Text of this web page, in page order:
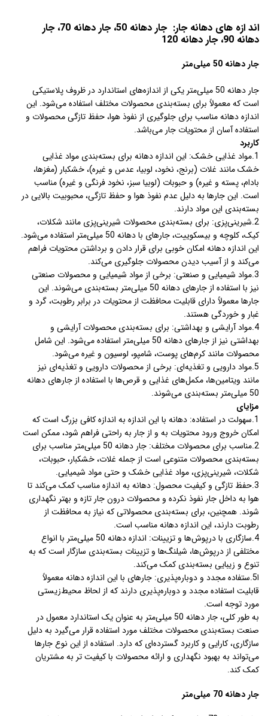
اند ازه های دهانه جار: جار دهانه 50، جار دهانه 70، جار
دهانه 90، جار دهانه 120
جار دهانه 50 میلی‌متر
جار دهانه 50 میلی‌متر یکی از اندازه‌های استاندارد در ظروف پلاستیکی
است که معمولاً برای بسته‌بندی محصولات مختلف استفاده می‌شود. این
اندازه دهانه مناسب برای جلوگیری از نفوذ هوا، حفظ تازگی محصولات و
استفاده آسان از محتویات جار می‌باشد.
کاربرد
1.مواد غذایی خشک: این اندازه دهانه برای بسته‌بندی مواد غذایی
خشک مانند غلات (برنج، نخود، لوبیا، عدس و غیره)، خشکبار (مغزها،
بادام، پسته و غیره) و حبوبات (لوبیا سبز، نخود فرنگی و غیره) مناسب
است. این جارها به دلیل عدم نفوذ هوا و حفظ تازگی، محبوبیت بالایی در
بسته‌بندی این مواد دارند.
2.شیرینی‌پزی: برای بسته‌بندی محصولات شیرینی‌پزی مانند شکلات،
کیک، کلوچه و بیسکوییت، جارهای با دهانه 50 میلی‌متر استفاده می‌شود.
این اندازه دهانه امکان خوبی برای قرار دادن و برداشتن محتویات فراهم
می‌کند و از آسیب دیدن محصولات جلوگیری می‌کند.
3.مواد شیمیایی و صنعتی: برخی از مواد شیمیایی و محصولات صنعتی
نیز با استفاده از جارهای دهانه 50 میلی‌متر بسته‌بندی می‌شوند. این
جارها معمولاً دارای قابلیت محافظت از محتویات در برابر رطوبت، گرد و
غبار و خوردگی هستند.
4.مواد آرایشی و بهداشتی: برای بسته‌بندی محصولات آرایشی و
بهداشتی نیز از جارهای دهانه 50 میلی‌متر استفاده می‌شود. این شامل
محصولات مانند کرم‌های پوست، شامپو، لوسیون و غیره می‌شود.
5.مواد دارویی و تغذیه‌ای: برخی از محصولات دارویی و تغذیه‌ای نیز
مانند ویتامین‌ها، مکمل‌های غذایی و قرص‌ها با استفاده از جارهای دهانه
50 میلی‌متر بسته‌بندی می‌شوند.
مزایای
1.سهولت در استفاده: دهانه با این اندازه به اندازه کافی بزرگ است که
امکان خروج ورود محتویات به و از جار به راحتی فراهم شود، ممکن است
2.مناسب برای محصولات مختلف: جار دهانه 50 میلی‌متر مناسب برای
بسته‌بندی محصولات متنوعی است از جمله غلات، خشکبار، حبوبات،
شکلات، شیرینی‌پزی، مواد غذایی خشک و حتی مواد شیمیایی.
3.حفظ تازگی و کیفیت محصول: دهانه به اندازه مناسب کمک می‌کند تا
هوا به داخل جار نفوذ نکرده و محصولات درون جار تازه و بهتر نگهداری
شوند. همچنین، برای بسته‌بندی محصولاتی که نیاز به محافظت از
رطوبت دارند، این اندازه دهانه مناسب است.
4.سازگاری با درپوش‌ها و تزیینات: اندازه دهانه 50 میلی‌متر با انواع
مختلفی از درپوش‌ها، شیلنگ‌ها و تزیینات بسته‌بندی سازگار است که به
تنوع و زیبایی بسته‌بندی کمک می‌کند.
ا5.ستفاده مجدد و دوباره‌پذیری: جارهای با این اندازه دهانه معمولاً
قابلیت استفاده مجدد و دوباره‌پذیری دارند که از لحاظ محیط‌زیستی
مورد توجه است.
به طور کلی، جار دهانه 50 میلی‌متر به عنوان یک استاندارد معمول در
صنعت بسته‌بندی محصولات مختلف مورد استفاده قرار می‌گیرد به دلیل
سازگاری، کارایی و کاربرد گسترده‌ای که دارد. استفاده از این نوع جارها
می‌تواند به بهبود نگهداری و ارائه محصولات با کیفیت تر به مشتریان
کمک کند.
جار دهانه 70 میلی‌متر